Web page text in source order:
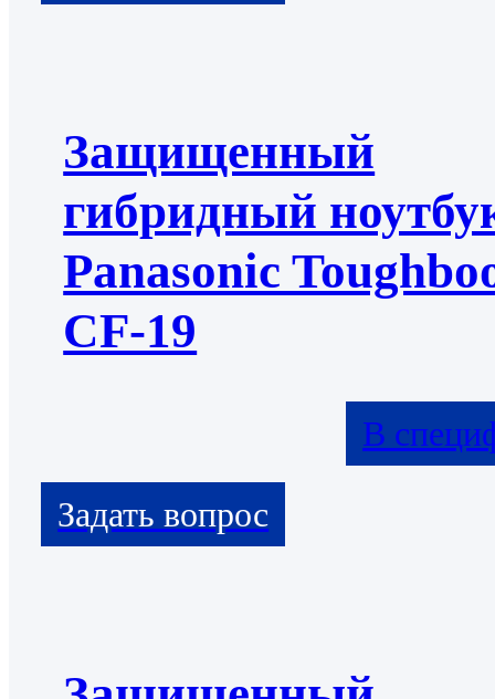
Защищенный
гибридный
Panasonic
CF-19
В